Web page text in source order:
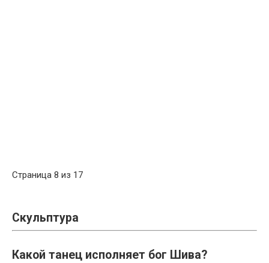
Страница 8 из 17
Скульптура
Какой танец исполняет бог Шива?